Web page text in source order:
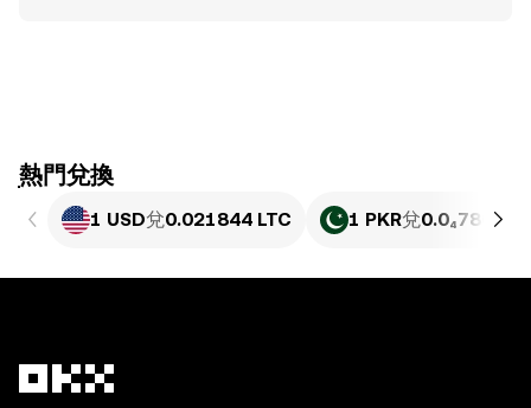
ִִִִִִִִִִִִִִִִִִִִִִִִִִִִִִִִִִִִִִִִִִִִִִִִ熱門兌換
1 USD兌0.021844 LTC 1 PKR兌0.0₄7861